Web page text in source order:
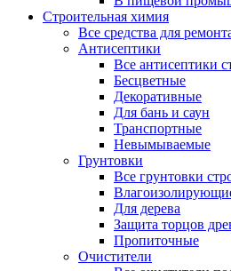
Строительная химия
Все средства для
Антисептики
Все антисептики
Бесцветные
Декоративные
Для бань и саун
Транспортные
Невымываемые
Грунтовки
Все грунтовки
Для дерева
Защита торцов
Пропиточные
Очистители